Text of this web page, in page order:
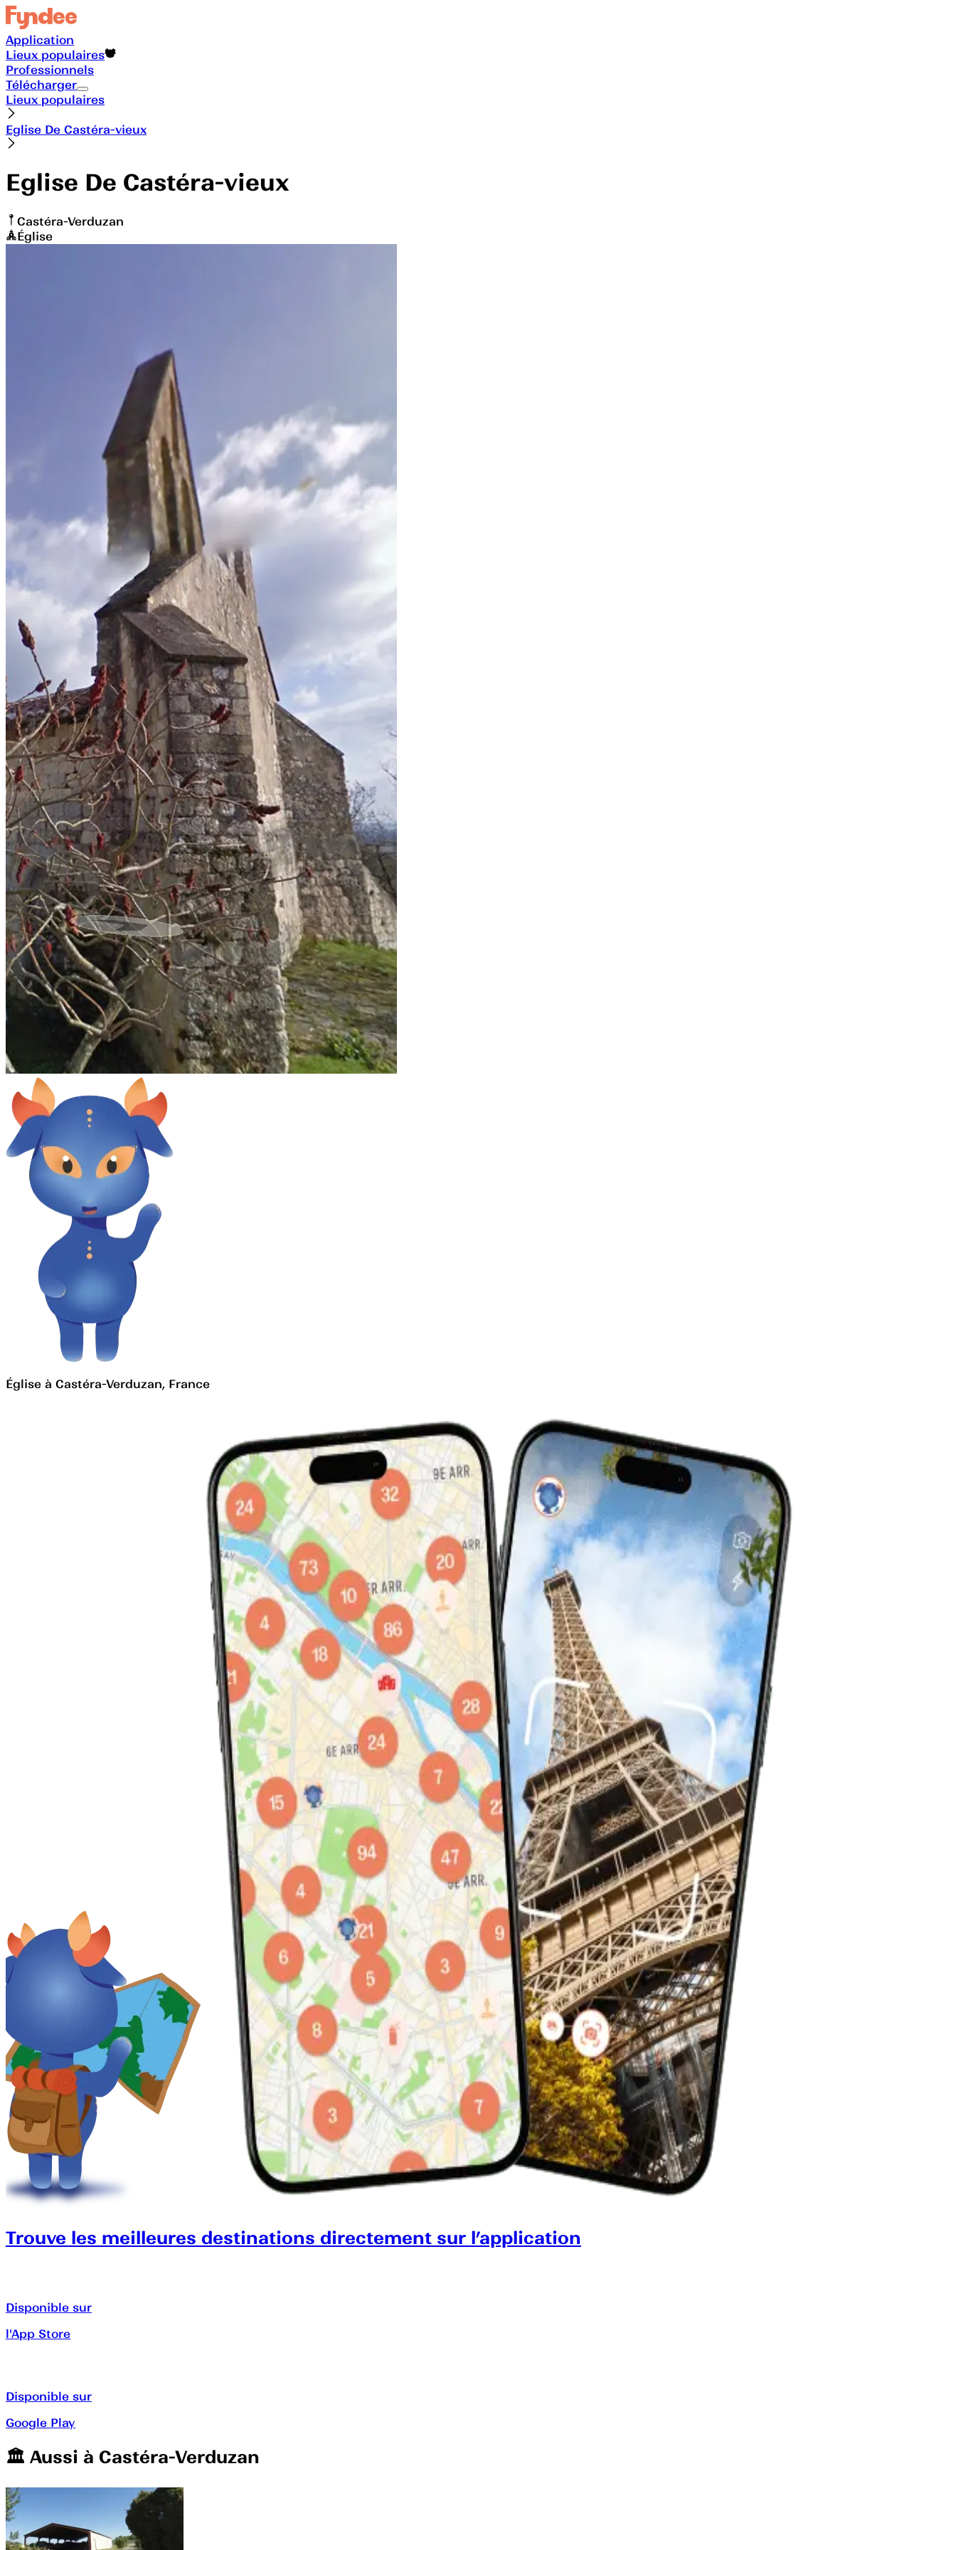
Application
Lieux populaires
Professionnels
Télécharger
Lieux populaires
Eglise De Castéra-vieux
Eglise De Castéra-vieux
Castéra-Verduzan
Église
Église à Castéra-Verduzan, France
Trouve les meilleures destinations directement sur l’application
Disponible sur
l'App Store
Disponible sur
Google Play
🏛️️ Aussi à Castéra-Verduzan